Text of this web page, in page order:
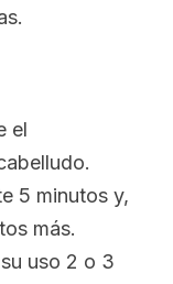
el
5 minutos y,
más.
uso 2 o 3